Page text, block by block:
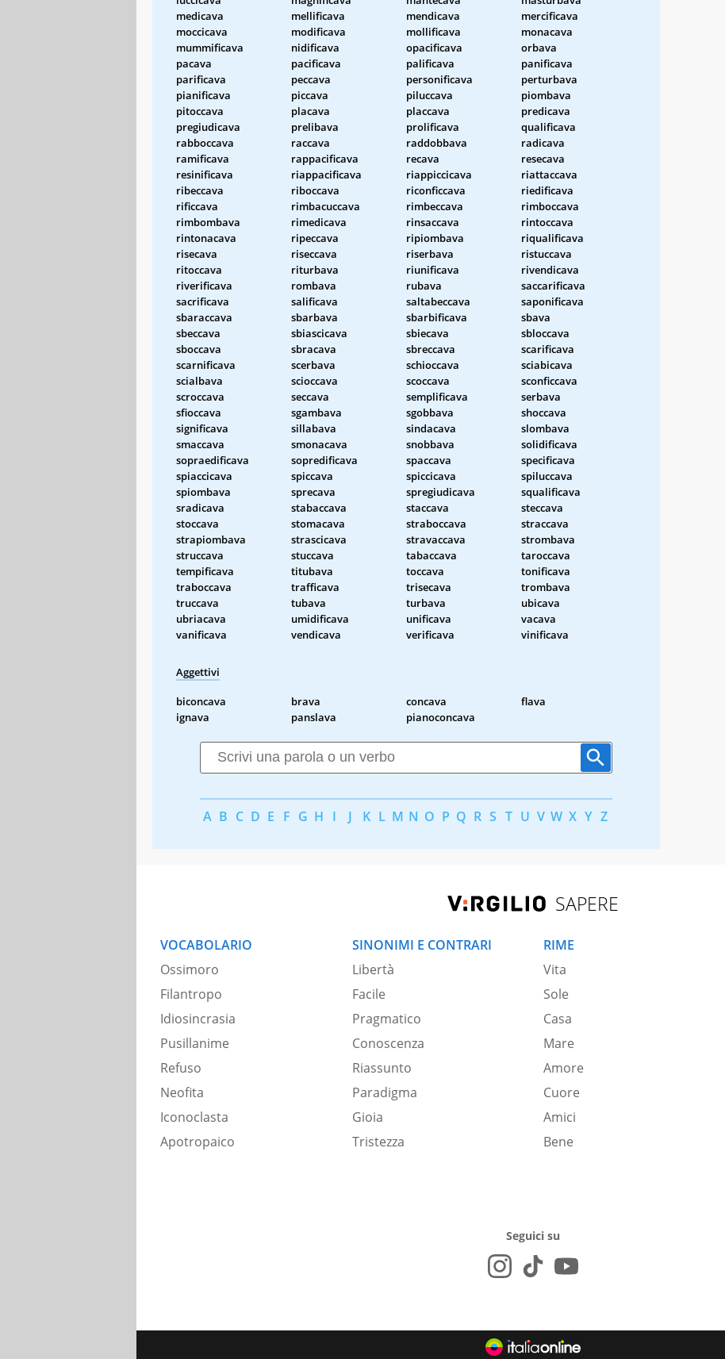
medicava
mellificava mendicava
mercificava
moccicava
modificava mollificava
monacava
mummificava
nidificava opacificava
orbava
pacava
pacificava palificava
panificava
parificava
peccava personificava
perturbava
pianificava
piccava piluccava
piombava
pitoccava
placava placcava
predicava
pregiudicava
prelibava prolificava
qualificava
rabboccava
raccava raddobbava
radicava
ramificava
rappacificava recava
resecava
resinificava
riappacificava riappiccicava
riattaccava
ribeccava
riboccava riconficcava
riedificava
rificcava
rimbacuccava rimbeccava
rimboccava
rimbombava
rimedicava rinsaccava
rintoccava
rintonacava
ripeccava ripiombava
riqualificava
risecava
riseccava riserbava
ristuccava
ritoccava
riturbava riunificava
rivendicava
riverificava
rombava rubava
saccarificava
sacrificava
salificava saltabeccava
saponificava
sbaraccava
sbarbava sbarbificava
sbava
sbeccava
sbiascicava sbiecava
sbloccava
sboccava
sbracava sbreccava
scarificava
scarnificava
scerbava schioccava
sciabicava
scialbava
scioccava scoccava
sconficcava
scroccava
seccava semplificava
serbava
sfioccava
sgambava sgobbava
shoccava
significava
sillabava sindacava
slombava
smaccava
smonacava snobbava
solidificava
sopraedificava
sopredificava spaccava
specificava
spiaccicava
spiccava spiccicava
spiluccava
spiombava
sprecava spregiudicava
squalificava
sradicava
stabaccava staccava
steccava
stoccava
stomacava straboccava
straccava
strapiombava
strascicava stravaccava
strombava
struccava
stuccava tabaccava
taroccava
tempificava
titubava toccava
tonificava
traboccava
trafficava trisecava
trombava
truccava
tubava turbava
ubicava
ubriacava
umidificava unificava
vacava
vanificava
vendicava verificava vinificava
Aggettivi
biconcava brava concava
flava
ignava
panslava pianoconcava
A B C D E F G H I J K L M N O P Q R S T U V W X Y Z
SAPERE
VOCABOLARIO
Ossimoro
Filantropo
Idiosincrasia
Pusillanime
Refuso
Neofita
Iconoclasta
Apotropaico
SINONIMI E CONTRARI
Libertà
Facile
Pragmatico
Conoscenza
Riassunto
Paradigma
Gioia
Tristezza
RIME
Vita
Sole
Casa
Mare
Amore
Cuore
Amici
Bene
Seguici su